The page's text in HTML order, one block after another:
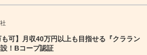
も可】月収40万円以上も目指せる『クララン
！Bコープ認証